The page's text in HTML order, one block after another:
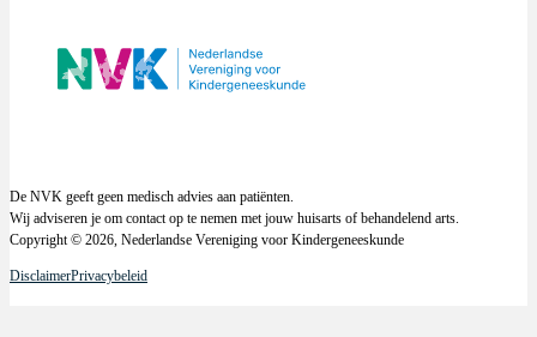
De NVK geeft geen medisch advies aan patiënten.
Wij adviseren je om contact op te nemen met jouw huisarts of behandelend arts.
Copyright © 2026, Nederlandse Vereniging voor Kindergeneeskunde
DisclaimerPrivacybeleid